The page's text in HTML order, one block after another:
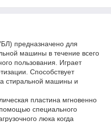
предназначено для
машины в течение всего
пользования. Играет
Способствует
стиральной машины и
пластина мгновенно
помощью специального
люка когда